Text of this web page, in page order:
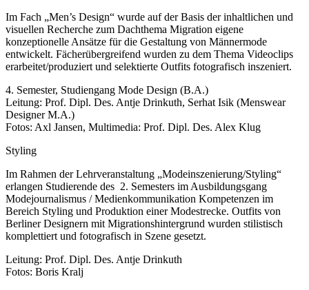
Im Fach „Men’s Design“ wurde auf der Basis der inhaltlichen und
visuellen Recherche zum Dachthema Migration eigene
konzeptionelle Ansätze für die Gestaltung von Männermode
entwickelt. Fächerübergreifend wurden zu dem Thema Videoclips
erarbeitet/produziert und selektierte Outfits fotografisch inszeniert.
4. Semester, Studiengang Mode Design (B.A.)
Leitung: Prof. Dipl. Des. Antje Drinkuth, Serhat Isik (Menswear
Designer M.A.)
Fotos: Axl Jansen, Multimedia: Prof. Dipl. Des. Alex Klug
Styling
Im Rahmen der Lehrveranstaltung „Modeinszenierung/Styling“
erlangen Studierende des 2. Semesters im Ausbildungsgang
Modejournalismus / Medienkommunikation Kompetenzen im
Bereich Styling und Produktion einer Modestrecke. Outfits von
Berliner Designern mit Migrationshintergrund wurden stilistisch
komplettiert und fotografisch in Szene gesetzt.
Leitung: Prof. Dipl. Des. Antje Drinkuth
Fotos: Boris Kralj